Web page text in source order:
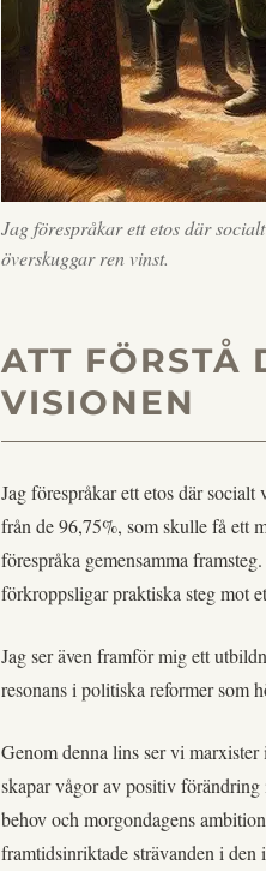
Jag förespråkar ett etos där
överskuggar ren vinst.
ATT FÖRSTÅ
VISIONEN
Jag förespråkar ett etos där
från de 96,75%, som skulle få ett
förespråka gemensamma
förkroppsligar praktiska steg mot
Jag ser även framför mig ett
resonans i politiska reformer som
Genom denna lins ser vi
skapar vågor av positiv
behov och morgondagens
framtidsinriktade strävanden i den